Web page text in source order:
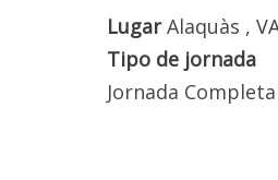
Lugar Alaquàs ,
Tipo de jornada
Jornada Completa